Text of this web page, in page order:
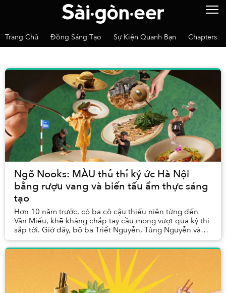
Trang Chủ Đồng Sáng Tạo Sự Kiện Quanh Bạn Chapters
Ngõ Nooks: MÀU thủ thỉ ký ức Hà Nội
bằng rượu vang và biến tấu ẩm thực sáng
tạo
Hơn 10 năm trước, có ba cô cậu thiếu niên từng đến
Văn Miếu, khẽ khàng chắp tay cầu mong vượt qua kỳ thi
sắp tới. Giờ đây, bộ ba Triết Nguyễn, Tùng Nguyễn và
Dương Nguyễn gặp lại nhau ở chính nơi ấy —...